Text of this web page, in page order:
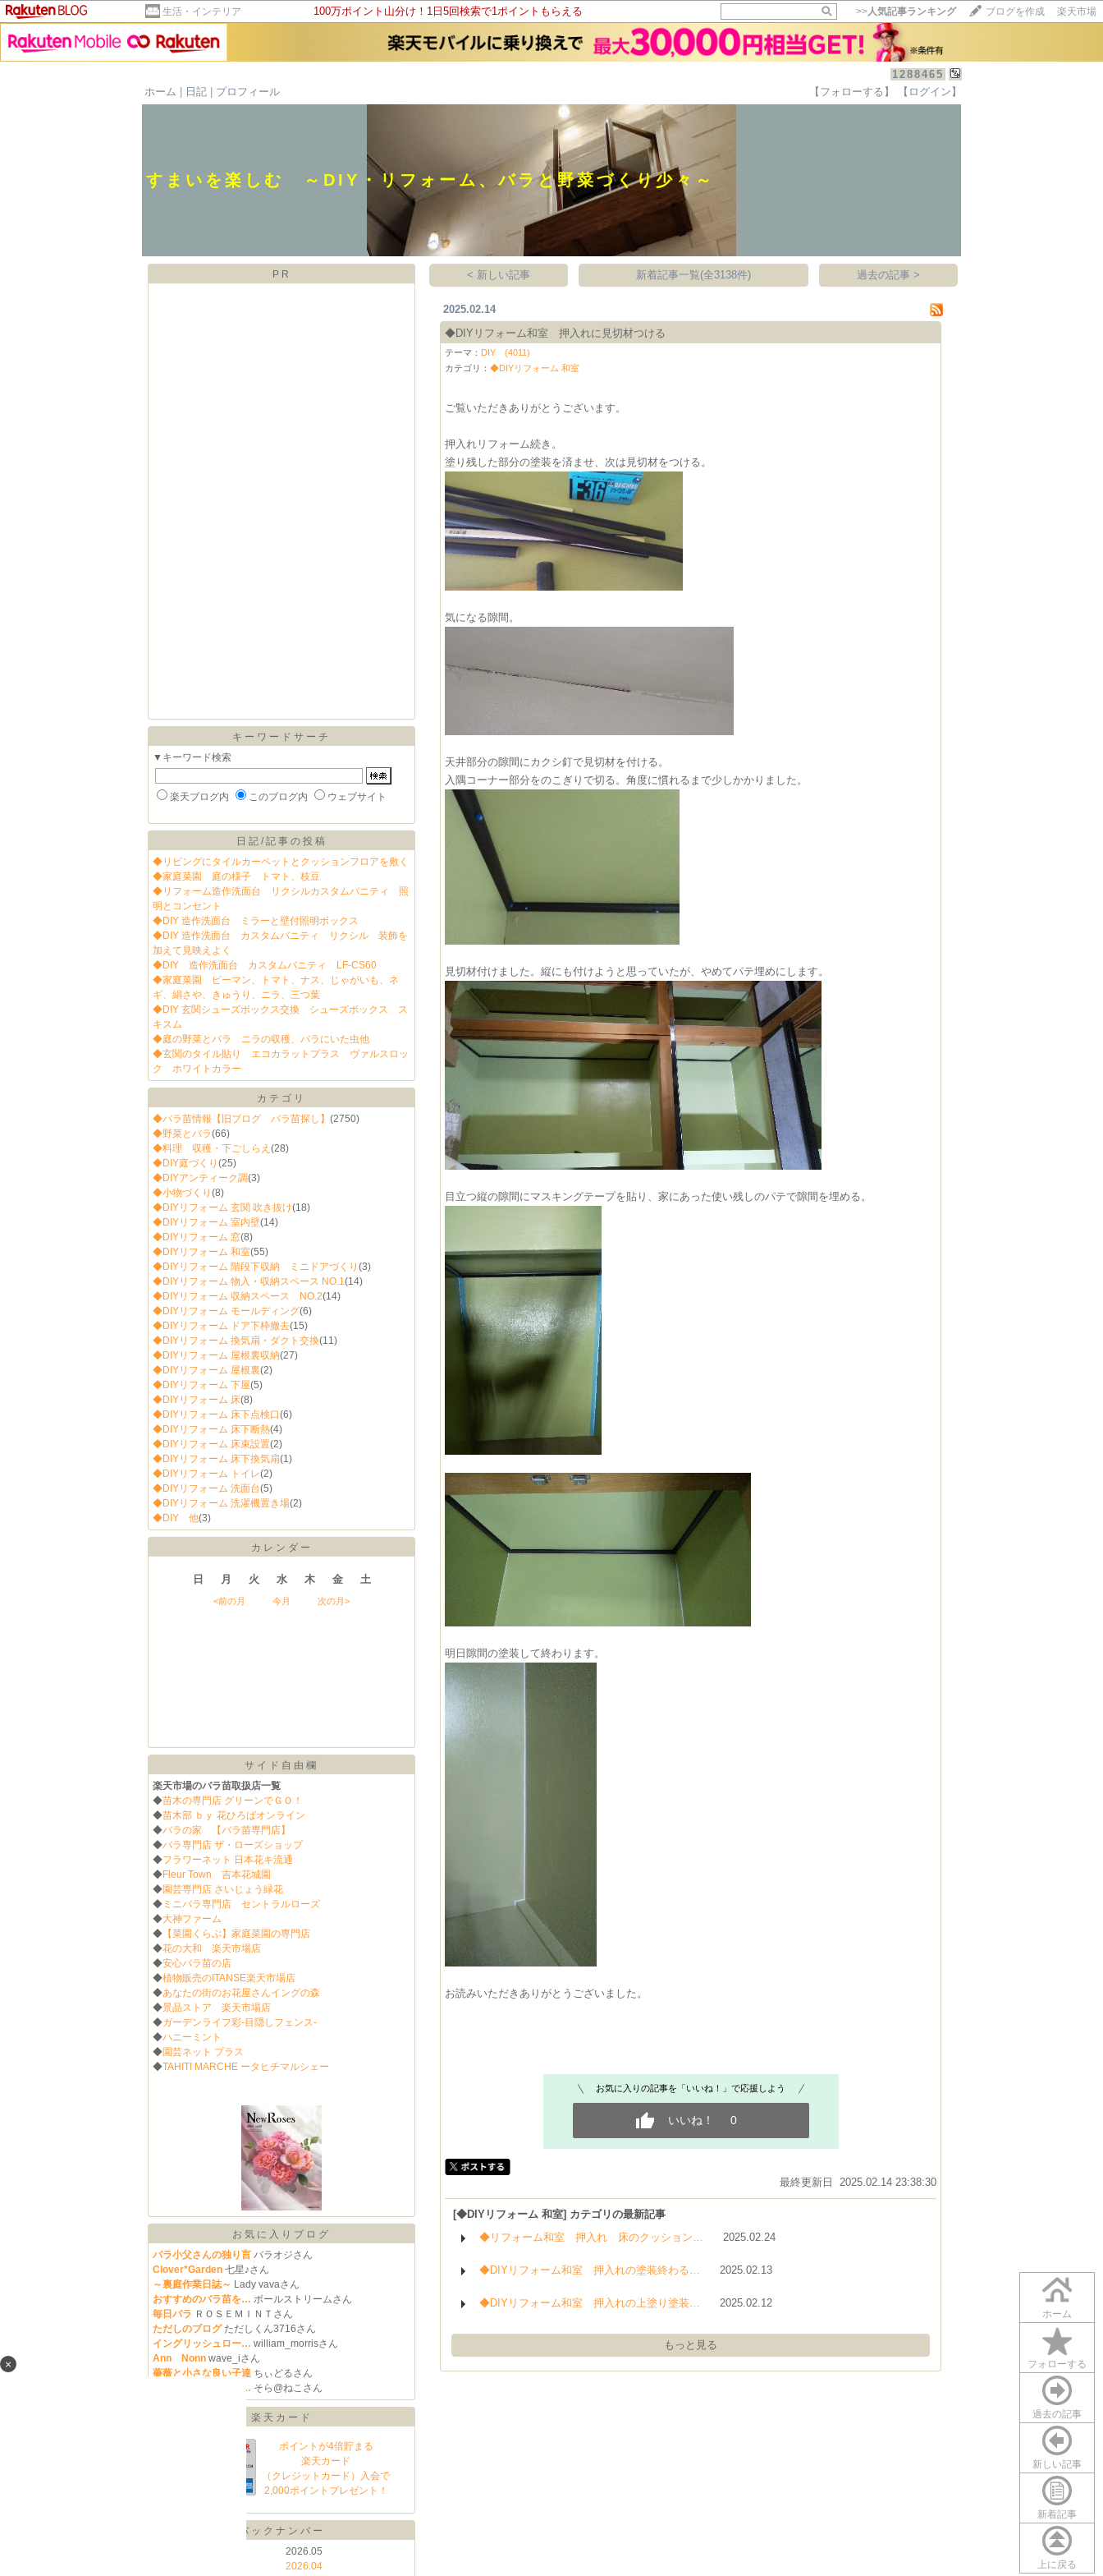
生活・インテリア 100万ポイント山分け！1日5回検索で1ポイントもらえる >>人気記事ランキング ブログを作成 楽天市場
1288465
ホーム
日記 プロフィール 【フォローする】 【ログイン】
すまいを楽しむ ～DIY・リフォーム、バラと野菜づくり少々～
ホーム
フォローする
過去の記事
新しい記事
新着記事
上に戻る
PR
×
キーワードサーチ
▼キーワード検索
楽天ブログ内 このブログ内 ウェブサイト
日記/記事の投稿
◆リビングにタイルカーペットとクッションフロアを敷く
◆家庭菜園 庭の様子 トマト、枝豆
◆リフォーム造作洗面台 リクシルカスタムバニティ 照
明とコンセント
◆DIY 造作洗面台 ミラーと壁付照明ボックス
◆DIY 造作洗面台 カスタムバニティ リクシル 装飾を
加えて見映えよく
◆DIY 造作洗面台 カスタムバニティ LF-CS60
◆家庭菜園 ピーマン、トマト、ナス、じゃがいも、ネ
ギ、絹さや、きゅうり、ニラ、三つ葉
◆DIY 玄関シューズボックス交換 シューズボックス ス
キスム
◆庭の野菜とバラ ニラの収穫、バラにいた虫他
◆玄関のタイル貼り エコカラットプラス ヴァルスロッ
ク ホワイトカラー
カテゴリ
◆バラ苗情報【旧ブログ バラ苗探し】 (2750)
◆野菜とバラ(66)
◆料理 収穫・下ごしらえ (28)
◆DIY庭づくり (25)
◆DIYアンティーク調(3)
◆小物づくり (8)
◆DIYリフォーム 玄関 吹き抜け(18)
◆DIYリフォーム 室内壁(14)
◆DIYリフォーム 窓(8)
◆DIYリフォーム 和室(55)
◆DIYリフォーム 階段下収納 ミニドアづくり (3)
◆DIYリフォーム 物入・収納スペース NO.1(14)
◆DIYリフォーム 収納スペース NO.2(14)
◆DIYリフォーム モールディング(6)
◆DIYリフォーム ドア下枠撤去(15)
◆DIYリフォーム 換気扇・ダクト交換(11)
◆DIYリフォーム 屋根裏収納(27)
◆DIYリフォーム 屋根裏(2)
◆DIYリフォーム 下屋(5)
◆DIYリフォーム 床(8)
◆DIYリフォーム 床下点検口(6)
◆DIYリフォーム 床下断熱(4)
◆DIYリフォーム 床束設置(2)
◆DIYリフォーム 床下換気扇(1)
◆DIYリフォーム トイレ(2)
◆DIYリフォーム 洗面台(5)
◆DIYリフォーム 洗濯機置き場(2)
◆DIY 他(3)
カレンダー
日 月 火 水 木 金 土
<前の月 今月 次の月>
サイド自由欄
楽天市場のバラ苗取扱店一覧
◆苗木の専門店 グリーンでＧＯ！
◆苗木部 ｂｙ 花ひろばオンライン
◆バラの家 【バラ苗専門店】
◆バラ専門店 ザ・ローズショップ
◆フラワーネット 日本花キ流通
◆Fleur Town 吉本花城園
◆園芸専門店 さいじょう緑花
◆ ミニバラ専門店 セントラルローズ
◆大神ファーム
◆ 【菜園くらぶ】家庭菜園の専門店
◆花の大和 楽天市場店
◆安心バラ苗の店
◆植物販売のITANSE楽天市場店
◆あなたの街のお花屋さんイングの森
◆景品ストア 楽天市場店
◆ガーデンライフ彩-目隠しフェンス-
◆ハニーミント
◆園芸ネット プラス
◆TAHITI MARCHE ータヒチマルシェー
お気に入りブログ
バラ小父さんの独り言 バラオジさん
Clover*Garden 七星♪さん
～裏庭作業日誌～ Lady vavaさん
おすすめのバラ苗を… ボールストリームさん
毎日バラ ＲＯＳＥＭＩＮＴさん
ただしのブログただしくん3716さん
イングリッシュロー… william_morrisさん
Ann Nonn wave_iさん
薔薇と小さな良い子達 ちぃどるさん
そらとぼけ、キオク… そら@ねこさん
楽天カード
ポイントが4倍貯まる
楽天カード
（クレジットカード）入会で
2,000ポイントプレゼント！
バックナンバー
2026.05
2026.04
< 新しい記事 新着記事一覧(全3138件) 過去の記事 >
2025.02.14
◆DIYリフォーム和室 押入れに見切材つける
テーマ： DIY (4011)
カテゴリ：◆DIYリフォーム 和室
ご覧いただきありがとうございます。
押入れリフォーム続き。
塗り残した部分の塗装を済ませ、次は見切材をつける。
気になる隙間。
天井部分の隙間にカクシ釘で見切材を付ける。
入隅コーナー部分をのこぎりで切る。角度に慣れるまで少しかかりました。
見切材付けました。縦にも付けようと思っていたが、やめてパテ埋めにします。
目立つ縦の隙間にマスキングテープを貼り、家にあった使い残しのパテで隙間を埋める。
明日隙間の塗装して終わります。
お読みいただきありがとうございました。
お気に入りの記事を「いいね！」で応援しよう
いいね！ 0
最終更新日 2025.02.14 23:38:30
[◆DIYリフォーム 和室] カテゴリの最新記事
◆リフォーム和室 押入れ 床のクッション…
2025.02.24
◆DIYリフォーム和室 押入れの塗装終わる… 2025.02.13
◆DIYリフォーム和室 押入れの上塗り塗装… 2025.02.12
もっと見る